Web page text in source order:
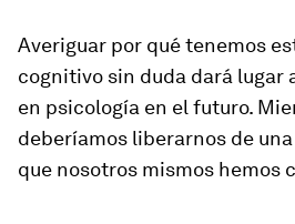
Averiguar por qué tenemos
cognitivo sin duda dará lugar
en psicología en el futuro.
deberíamos liberarnos de
que nosotros mismos hemos